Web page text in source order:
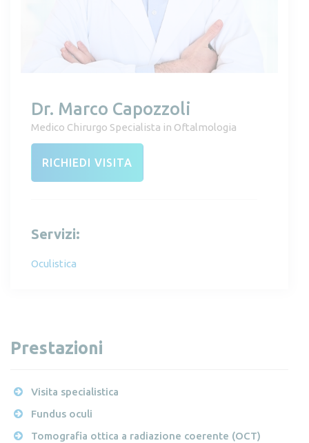
Dr. Marco Capozzoli
Medico Chirurgo Specialista in Oftalmologia
RICHIEDI VISITA
Servizi:
Oculistica
Prestazioni
Visita specialistica
Fundus oculi
Tomografia ottica a radiazione coerente (OCT)